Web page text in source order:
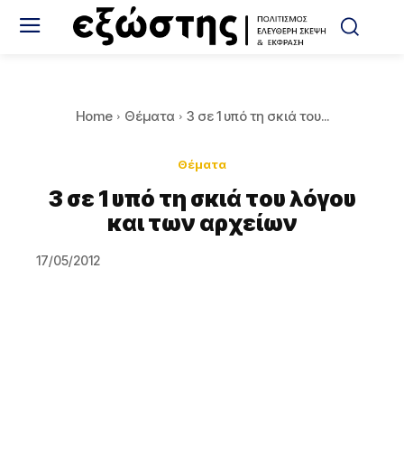
Home Θέματα 3 σε 1 υπό τη σκιά του...
Θέματα
3 σε 1 υπό τη σκιά του λόγου
και των αρχείων
17/05/2012